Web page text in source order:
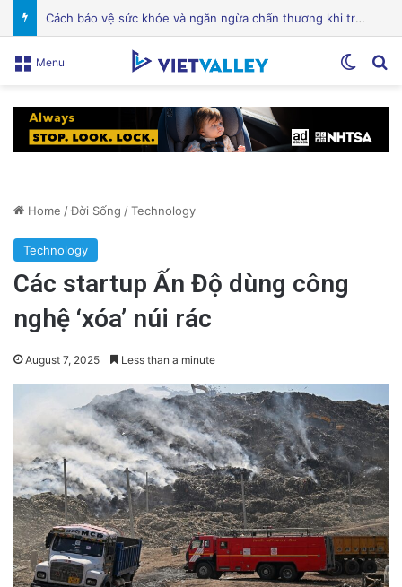
Điện Ảnh Bùng Nổ Cảm Xúc: Tại Sao Hollywood Đang Đón Nhận Tình Dục Một Cách Mạnh Mẽ?
Menu
Home /Đời Sống /Technology
Technology
Các startup Ấn Độ dùng công
nghệ ‘xóa’ núi rác
August 7, 2025 Less than a minute